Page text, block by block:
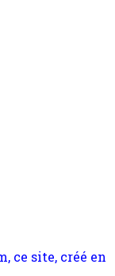
compte de
8. Ilsans